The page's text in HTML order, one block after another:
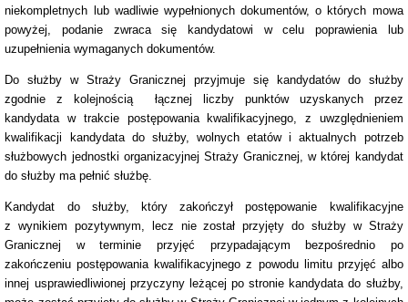
niekompletnych lub wadliwie wypełnionych dokumentów, o których mowa
powyżej, podanie zwraca się kandydatowi w celu poprawienia lub
uzupełnienia wymaganych dokumentów.
Do służby w Straży Granicznej przyjmuje się kandydatów do służby
zgodnie z kolejnością łącznej liczby punktów uzyskanych przez
kandydata w trakcie postępowania kwalifikacyjnego, z uwzględnieniem
kwalifikacji kandydata do służby, wolnych etatów i aktualnych potrzeb
służbowych jednostki organizacyjnej Straży Granicznej, w której kandydat
do służby ma pełnić służbę.
Kandydat do służby, który zakończył postępowanie kwalifikacyjne
z wynikiem pozytywnym, lecz nie został przyjęty do służby w Straży
Granicznej w terminie przyjęć przypadającym bezpośrednio po
zakończeniu postępowania kwalifikacyjnego z powodu limitu przyjęć albo
innej usprawiedliwionej przyczyny leżącej po stronie kandydata do służby,